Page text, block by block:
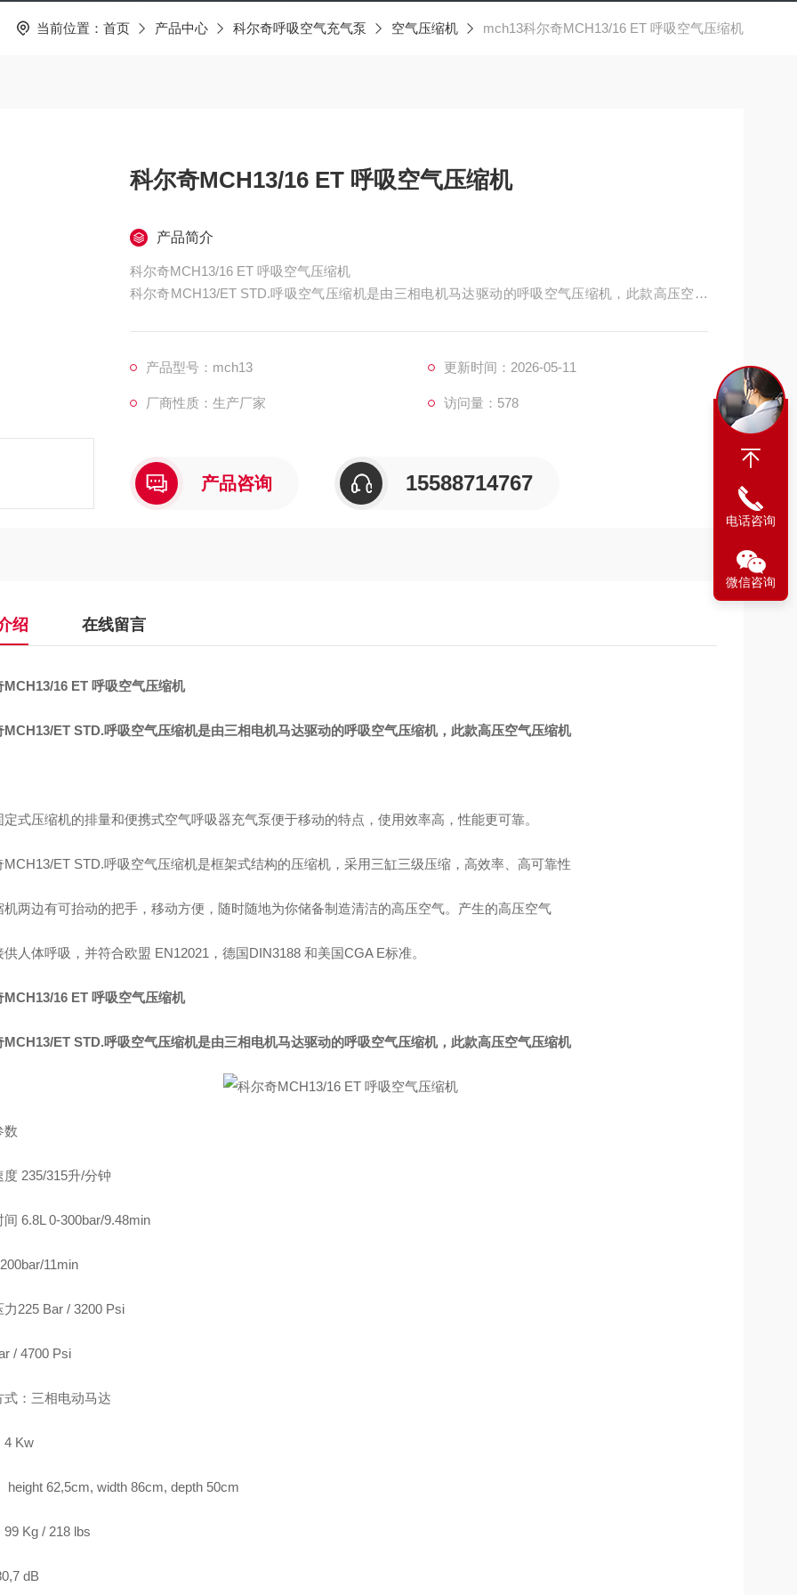
当前位置： 首页 产品中心 科尔奇呼吸空气充气泵 空气压缩机 mch13科尔奇MCH13/16 ET 呼吸空气压缩机
科尔奇MCH13/16 ET 呼吸空气压缩机
产品简介
科尔奇MCH13/16 ET 呼吸空气压缩机
科尔奇MCH13/ET STD.呼吸空气压缩机是由三相电机马达驱动的呼吸空气压缩机，此款高压空气
产品型号：mch13 更新时间：2026-05-11
厂商性质：生产厂家 访问量：578
产品咨询 15588714767
绍 在线留言
MCH13/16 ET 呼吸空气压缩机
MCH13/ET STD.呼吸空气压缩机是由三相电机马达驱动的呼吸空气压缩机，此款高压空气压缩机
定式压缩机的排量和便携式空气呼吸器充气泵便于移动的特点，使用效率高，性能更可靠。
MCH13/ET STD.呼吸空气压缩机是框架式结构的压缩机，采用三缸三级压缩，高效率、高可靠性
机两边有可抬动的把手，移动方便，随时随地为你储备制造清洁的高压空气。产生的高压空气
供人体呼吸，并符合欧盟 EN12021，德国DIN3188 和美国CGA E标准。
MCH13/16 ET 呼吸空气压缩机
MCH13/ET STD.呼吸空气压缩机是由三相电机马达驱动的呼吸空气压缩机，此款高压空气压缩机
数
度 235/315升/分钟
6.8L 0-300bar/9.48min
11min
力225 Bar / 3200 Psi
/ 4700 Psi
式：三相电动马达
4 Kw
height 62,5cm, width 86cm, depth 50cm
Kg / 218 lbs
dB
电话咨询
微信咨询